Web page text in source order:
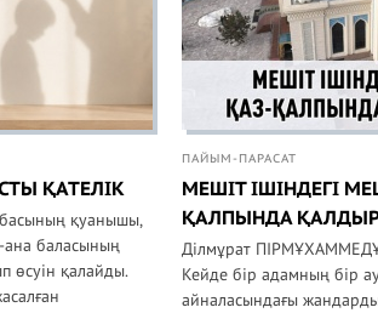
ҚАТЕЛІК
қуанышы,
ана баласының
өсуін қалайды.
ПАЙЫМ-ПАРАСАТ
МЕШІТ ІШІНДЕГІ
ҚАЛПЫНДА
Ділмұрат
Кейде бір адамның бір
айналасындағы